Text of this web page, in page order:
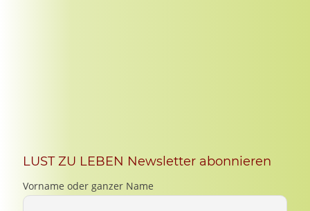
LUST ZU LEBEN Newsletter abonnieren
Vorname oder ganzer Name